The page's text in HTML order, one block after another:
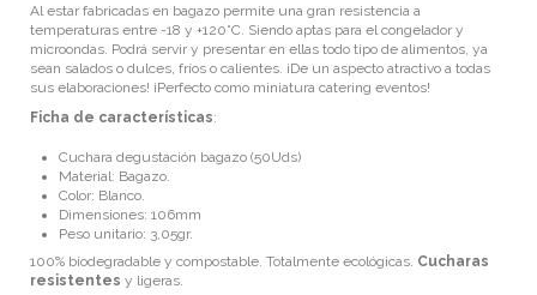
Al estar fabricadas en bagazo permite una gran resistencia a
temperaturas entre -18 y +120°C. Siendo aptas para el congelador y
microondas. Podrá servir y presentar en ellas todo tipo de alimentos, ya
sean salados o dulces, fríos o calientes. ¡De un aspecto atractivo a todas
sus elaboraciones! ¡Perfecto como miniatura catering eventos!
Ficha de características:
Cuchara degustación bagazo (50Uds)
Material: Bagazo.
Color: Blanco.
Dimensiones: 106mm
Peso unitario: 3,05gr.
100% biodegradable y compostable. Totalmente ecológicas. Cucharas
resistentes y ligeras.